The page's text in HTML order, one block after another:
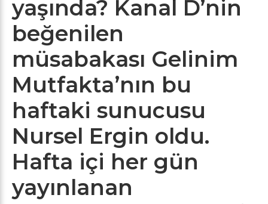
yaşında? Kanal D’nin
beğenilen
müsabakası Gelinim
Mutfakta’nın bu
haftaki sunucusu
Nursel Ergin oldu.
Hafta içi her gün
yayınlanan